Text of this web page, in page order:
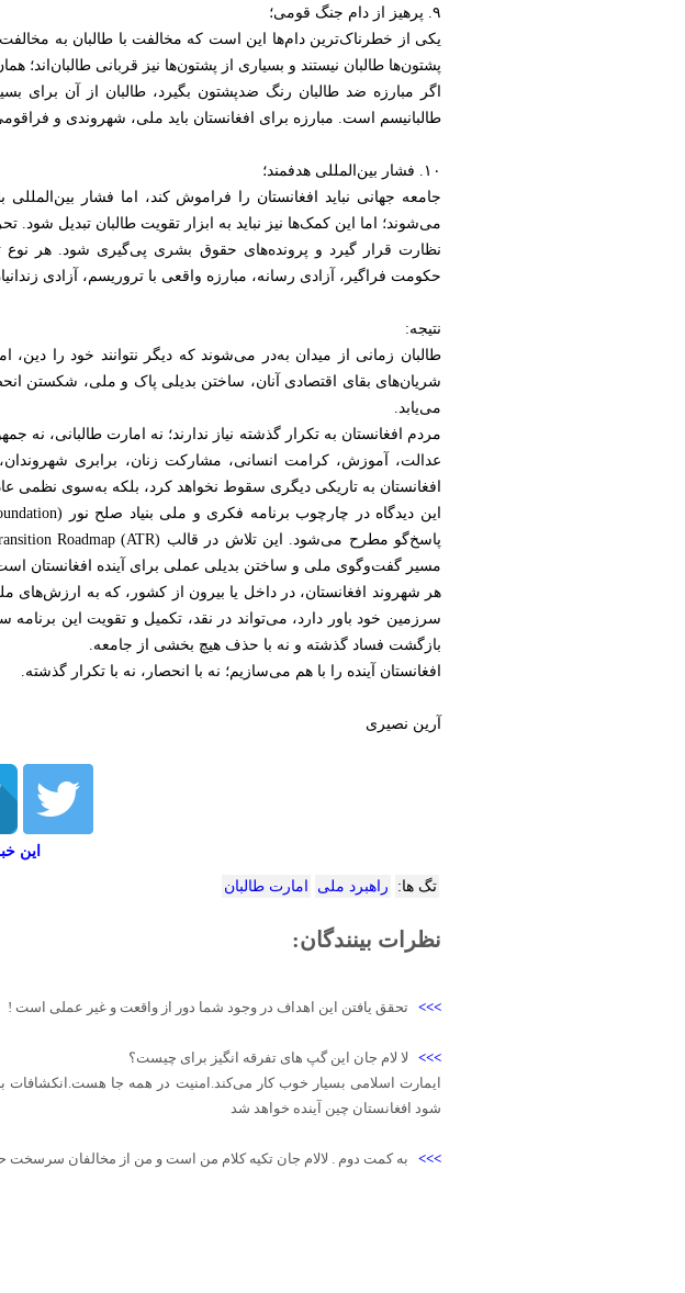
۹. پرهیز از دام جنگ قومی؛
یکی از خطرناک‌ترین دام‌ها این است که مخالفت با طالبان به
پشتون‌ها طالبان نیستند و بسیاری از پشتون‌ها نیز قربانی طالبان‌اند؛
اگر مبارزه ضد طالبان رنگ ضدپشتون بگیرد، طالبان از آن برای
طالبانیسم است. مبارزه برای افغانستان باید ملی، شهروندی و
۱۰. فشار بین‌المللی هدفمند؛
جامعه جهانی نباید افغانستان را فراموش کند، اما فشار
می‌شوند؛ اما این کمک‌ها نیز نباید به ابزار تقویت طالبان تبدیل شود.
نظارت قرار گیرد و پرونده‌های حقوق بشری پی‌گیری شود. هر نوع
حکومت فراگیر، آزادی رسانه، مبارزه واقعی با تروریسم، آزادی
نتیجه:
طالبان زمانی از میدان به‌در می‌شوند که دیگر نتوانند خود را
شریان‌های بقای اقتصادی آنان، ساختن بدیلی پاک و ملی، شکستن
می‌یابد.
مردم افغانستان به تکرار گذشته نیاز ندارند؛ نه امارت طالبانی، نه
عدالت، آموزش، کرامت انسانی، مشارکت زنان، برابری
افغانستان به تاریکی دیگری سقوط نخواهد کرد، بلکه به‌سوی نظمی
مسیر گفت‌وگوی ملی و ساختن بدیلی عملی برای آینده افغانستان
هر شهروند افغانستان، در داخل یا بیرون از کشور، که به ارزش‌های
سرزمین خود باور دارد، می‌تواند در نقد، تکمیل و تقویت این برنامه
بازگشت فساد گذشته و نه با حذف هیچ بخشی از جامعه.
افغانستان آینده را با هم می‌سازیم؛ نه با انحصار، نه با تکرار گذشته.
آرین نصیری
این
تگ ها: راهبرد ملی امارت طالبان
نظرات بینندگان:
>>> تحقق یافتن این اهداف در وجود شما دور از واقعت و غیر عملی است !
>>> لا لام جان این گپ های تفرقه انگیز برای چیست؟
ایمارت اسلامی بسیار خوب کار می‌کند.امنیت در همه جا هست.انکشافات
شود افغانستان چین آینده خواهد شد
>>> به کمت دوم . لالام جان تکیه کلام من است و من از مخالفان سرسخت